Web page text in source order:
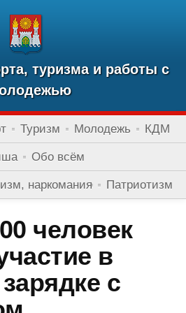
туризма и работы с
Туризм Молодежь КДМ
Обо всём
наркомания Патриотизм
человек
в
с